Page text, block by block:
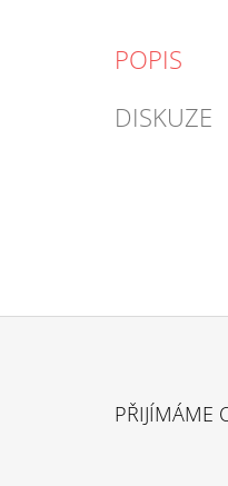
POPIS
DISKUZE
PŘIJÍMÁME